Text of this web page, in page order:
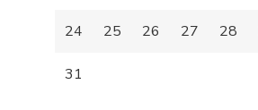
24 25 26 27 28
31